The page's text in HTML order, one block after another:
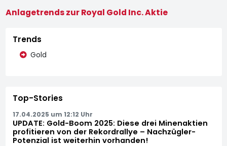
Anlagetrends zur Royal Gold Inc. Aktie
Trends
Gold
Top-Stories
17.04.2025 um 12:12 Uhr
UPDATE: Gold-Boom 2025: Diese drei Minenaktien
profitieren von der Rekordrallye – Nachzügler-
Potenzial ist weiterhin vorhanden!